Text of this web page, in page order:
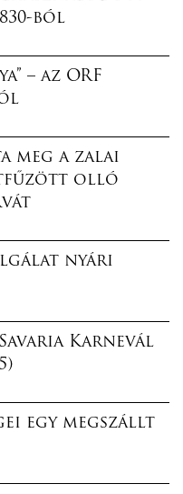
ból
– az ORF
meg a zalai
olló
nyári
Karnevál
egy megszállt